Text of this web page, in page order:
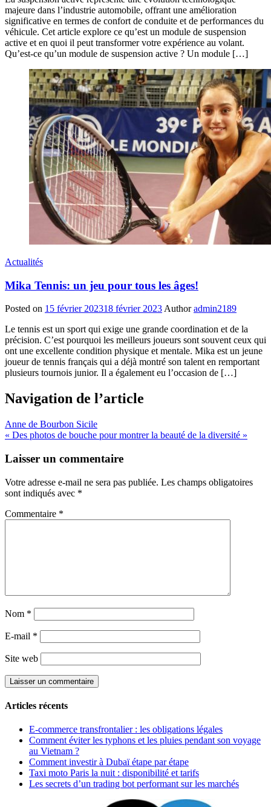
majeure dans l’industrie automobile, offrant une amélioration
significative en termes de confort de conduite et de performances du
véhicule. Cet article explore ce qu’est un module de suspension
active et en quoi il peut transformer votre expérience au volant.
Qu’est-ce qu’un module de suspension active ? Un module […]
Actualités
Mika Tennis: un jeu pour tous les âges!
Posted on 15 février 202318 février 2023Author admin2189
Le tennis est un sport qui exige une grande coordination et de la
précision. C’est pourquoi les meilleurs joueurs sont souvent ceux qui
ont une excellente condition physique et mentale. Mika est un jeune
joueur de tennis français qui a déjà montré son talent en remportant
plusieurs tournois junior. Il a également eu l’occasion de […]
Navigation de l’article
Anne de Bourbon Sicile
« Des photos de bouche pour montrer la beauté de la diversité »
Laisser un commentaire
Votre adresse e-mail ne sera pas publiée. Les champs obligatoires
sont indiqués avec *
Commentaire *
Nom *
E-mail *
Site web
Articles récents
E-commerce transfrontalier : les obligations légales
Comment éviter les typhons et les pluies pendant son voyage
au Vietnam ?
Comment investir à Dubaï étape par étape
Taxi moto Paris la nuit : disponibilité et tarifs
Les secrets d’un trading bot performant sur les marchés